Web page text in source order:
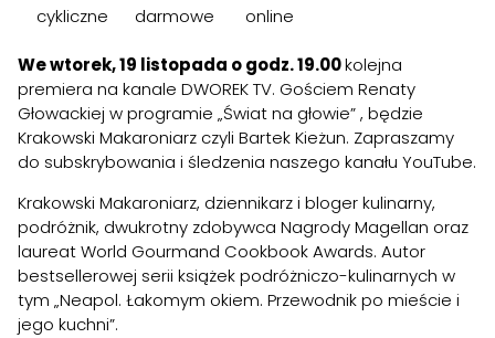
cykliczne darmowe online
We wtorek, 19 listopada o godz. 19.00kolejna
premiera na kanale DWOREK TV. Gościem Renaty
Głowackiej w programie „Świat na głowie” , będzie
Krakowski Makaroniarz czyli Bartek Kieżun. Zapraszamy
do subskrybowania i śledzenia naszego kanału YouTube.
Krakowski Makaroniarz, dziennikarz i bloger kulinarny,
podróżnik, dwukrotny zdobywca Nagrody Magellan oraz
laureat World Gourmand Cookbook Awards. Autor
bestsellerowej serii książek podróżniczo-kulinarnych w
tym „Neapol. Łakomym okiem. Przewodnik po mieście i
jego kuchni”.